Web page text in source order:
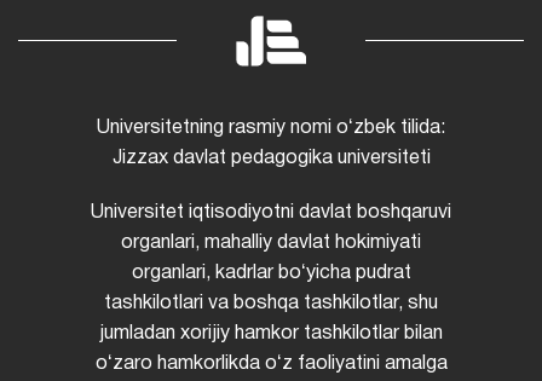
Universitetning rasmiy nomi oʻzbek tilida:
Jizzax davlat pedagogika universiteti
Universitet iqtisodiyotni davlat boshqaruvi
organlari, mahalliy davlat hokimiyati
organlari, kadrlar boʻyicha pudrat
tashkilotlari va boshqa tashkilotlar, shu
jumladan xorijiy hamkor tashkilotlar bilan
oʻzaro hamkorlikda oʻz faoliyatini amalga